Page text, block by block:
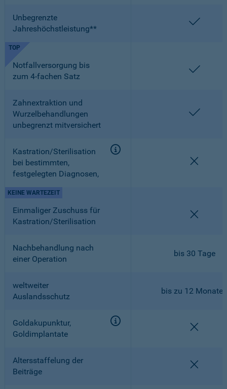
Unbegrenzte
Jahreshöchstleistung**
Notfallversorgung bis
zum 4-fachen Satz
TOP
Zahnextraktion und
Wurzelbehandlungen
unbegrenzt mitversichert
Kastration/Sterilisation
bei bestimmten,
festgelegten Diagnosen,
Einmaliger Zuschuss für
Kastration/Sterilisation
KEINE WARTEZEIT
Nachbehandlung nach
einer Operation
bis 30 Tage
weltweiter
Auslandsschutz
bis zu 12 Monaten
Goldakupunktur,
Goldimplantate
Altersstaffelung der
Beiträge